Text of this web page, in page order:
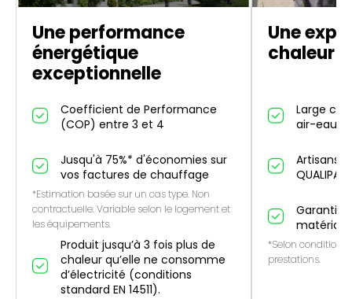
Une performance
énergétique
exceptionnelle
Coefficient de Performance
(COP) entre 3 et 4
Jusqu'à 75%* d'économies sur
vos factures de chauffage
*Estimation basée sur un cas type. Non
contractuelle. Variable selon le logement et
les équipements.
Produit jusqu’à 3 fois plus de
chaleur qu’elle ne consomme
d’électricité (conditions
standard EN 14511).
Une
chaleur
Large
air-eau
Artisans
QUALIPAC
Garantie
matériaux
*Selon conditions
prestations.